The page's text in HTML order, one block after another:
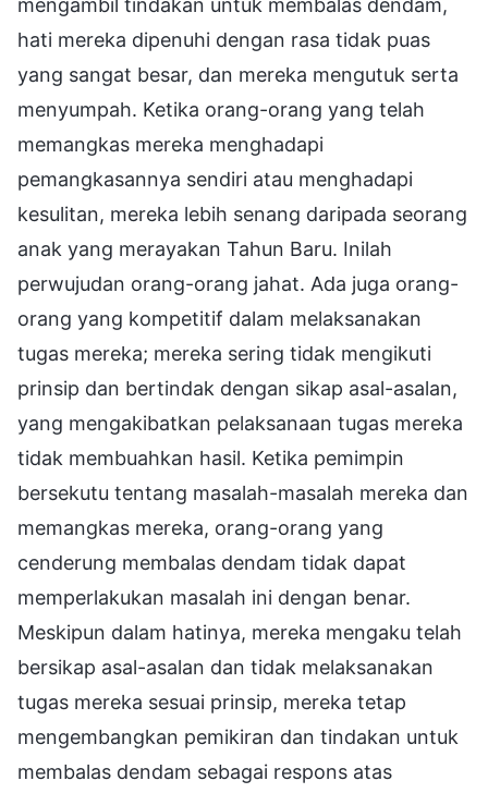
hati mereka dipenuhi dengan rasa tidak puas
yang sangat besar, dan mereka mengutuk serta
menyumpah. Ketika orang-orang yang telah
memangkas mereka menghadapi
pemangkasannya sendiri atau menghadapi
kesulitan, mereka lebih senang daripada seorang
anak yang merayakan Tahun Baru. Inilah
perwujudan orang-orang jahat. Ada juga orang-
orang yang kompetitif dalam melaksanakan
tugas mereka; mereka sering tidak mengikuti
prinsip dan bertindak dengan sikap asal-asalan,
yang mengakibatkan pelaksanaan tugas mereka
tidak membuahkan hasil. Ketika pemimpin
bersekutu tentang masalah-masalah mereka dan
memangkas mereka, orang-orang yang
cenderung membalas dendam tidak dapat
memperlakukan masalah ini dengan benar.
Meskipun dalam hatinya, mereka mengaku telah
bersikap asal-asalan dan tidak melaksanakan
tugas mereka sesuai prinsip, mereka tetap
mengembangkan pemikiran dan tindakan untuk
membalas dendam sebagai respons atas